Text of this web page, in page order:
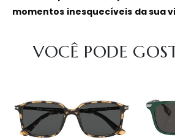
momentos inesquecíveis da sua
VOCÊ PODE